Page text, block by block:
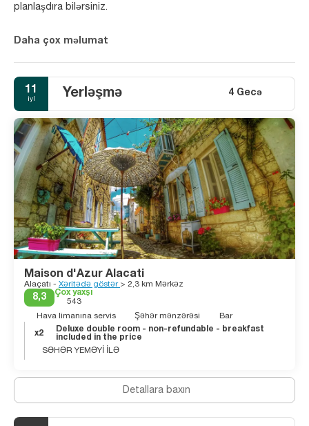
planlaşdıra bilərsiniz.
Daha çox məlumat
11
iyl Yerləşmə 4 Gecə
Maison d'Azur Alacati
Alaçatı - Xəritədə göstər > 2,3 km Mərkəz
8,3
Çox yaxşı
543
Hava limanına servis
Şəhər mənzərəsi Bar
x2
Deluxe double room - non-refundable - breakfast
included in the price
SƏHƏR YEMƏYİ İLƏ
Detallara baxın